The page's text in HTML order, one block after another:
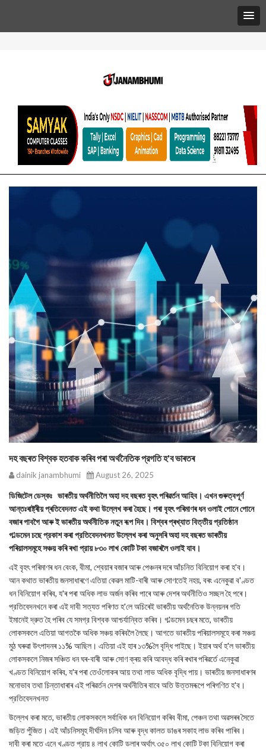
দহ বছৰত বিশ্বক হতবাক কৰিব পৰা অৰ্থনৈতিক প্রগতি হ'ব ভাৰতৰ
dainik janambhumi August 26, 2025
ডিজিটেল ডেস্কঃ ভাৰতীয় অর্থনীতিলৈ অহা দহ বছৰত বৃহৎ পৰিৱৰ্তন আহিব। এখন গুৰুত্বপূৰ্ণ
আন্তঃৰাষ্ট্ৰীয় প্ৰতিবেদনত এই কথা উল্লেখ কৰা হৈছে। পৰা বৃহৎ পৰিমাণৰ ধন ওলাই পোনে পোনে
বজাৰ পাবগৈ আৰু ই ভাৰতীয় অর্থনীতিক নতুন ৰূপ দিব। বিশ্বৰ প্ৰখ্যাত বিত্তীয় প্রতিষ্ঠান
গ'ল্ডমেন চছে প্রকাশ কৰা প্রতিবেদনখনত উল্লেখ কৰা অনুসৰি অহা দহ বছৰত ভাৰতীয়
পৰিয়ালসমূহে সঞ্চয় কৰি ৰখা প্রায় ৮৩০ লাখ কোটি টকা বজাৰলৈ ওলাই যাব।
এই বৃহৎ পৰিমাণৰ ধন বেংক, বীমা, শ্বেয়াৰ বজাৰ আৰু পেঞ্চনৰ দৰে আঁচনিত বিনিয়োগ কৰা হ'ব।
আন কথাত ভাৰতীয় জনসাধাৰণে এতিয়া কেৱল মাটি-বাৰী আৰু সোণতেই নহয়, বৰং এনেকুৱা ব'ণ্ডত
ধন বিনিয়োগ কৰিব, য'ৰ পৰা অধিক লাভ অৰ্জন কৰিব পাৰে আৰু দেশৰ অৰ্থনীতিও সচ্ছল হৈ পৰে।
প্রতিবেদনখনে কৰা এই দাবী সত্যত পৰিণত হ'লে অচিৰেই ভাৰতীয় অর্থনৈতিক উন্নয়নৰ গতি
ইমানেই দ্রুত হৈ পৰিব যে সমগ্র বিশ্বক আশ্চর্যান্বিত কৰিব। গ'ল্ডমেন চছৰ মতে, ভাৰতীয়
লোকসকলে এতিয়া আগতকৈ অধিক সঞ্চয় কৰিবলৈ লৈছে। আগতে ভাৰতীয় পৰিয়ালসমূহে কৰা সঞ্চয়
মুঠ ঘৰুৱা উৎপাদনৰ ১১% আছিল। এতিয়া এই হাৰ ১৩%লৈ বৃদ্ধি পাইছে। ইয়াৰ অৰ্থ হ'ল ভাৰতীয়
লোকসকলে নিজৰ সঞ্চিত ধন ঘৰ-বাৰী আৰু সোণ ক্ৰয় কৰি আবদ্ধ কৰি ৰখাৰ পৰিৱৰ্তে এনেকুৱা
খণ্ডত বিনিয়োগ কৰিব, য'ৰ পৰা তেওঁলোকৰ আয় তথা লাভ অধিক বৃদ্ধি পায়। ভাৰতীয় জনসাধাৰণৰ
মনোভাব তথা চিন্তাধাৰাৰ এই পৰিৱৰ্তন দেশৰ অৰ্থনীতিৰ বাবে অতি উত্তমৰূপে পৰিগণিত হ'ব।
প্রতিবেদনখনত
উল্লেখ কৰা মতে, ভাৰতীয় লোকসকলে সর্বাধিক ধন বিনিয়োগ কৰিব বীমা, পেঞ্চন তথা অৱসৰৰ সৈতে
জড়িত পুঁজিত। এই আঁচনিসমূহ দীর্ঘদিন চলিব আৰু বৃদ্ধ কালত ডাঙৰ সকাহ লাভ কৰিব পাৰিব।
দাবী কৰা মতে এনে খণ্ডত প্রায় ৪ লাখ কোটি ডলাৰ অৰ্থাৎ ৩৫০ লাখ কোটি টকা বিনিয়োগ কৰা